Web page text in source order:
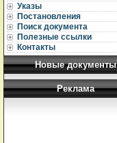
Указы
Постановления
Поиск документа
Полезные ссылки
Контакты
Новые документы
Реклама